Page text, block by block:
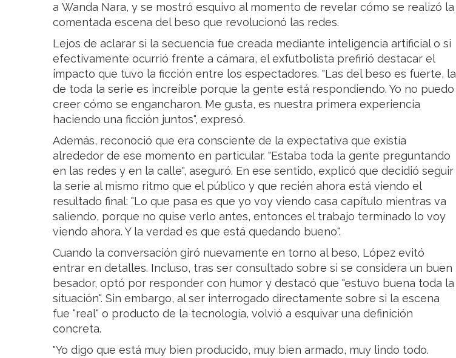
a Wanda Nara, y se mostró esquivo al momento de revelar cómo se realizó la
comentada escena del beso que revolucionó las redes.
Lejos de aclarar si la secuencia fue creada mediante inteligencia artificial o si
efectivamente ocurrió frente a cámara, el exfutbolista prefirió destacar el
impacto que tuvo la ficción entre los espectadores. "Las del beso es fuerte, la
de toda la serie es increíble porque la gente está respondiendo. Yo no puedo
creer cómo se engancharon. Me gusta, es nuestra primera experiencia
haciendo una ficción juntos", expresó.
Además, reconoció que era consciente de la expectativa que existía
alrededor de ese momento en particular. "Estaba toda la gente preguntando
en las redes y en la calle", aseguró. En ese sentido, explicó que decidió seguir
la serie al mismo ritmo que el público y que recién ahora está viendo el
resultado final: "Lo que pasa es que yo voy viendo casa capítulo mientras va
saliendo, porque no quise verlo antes, entonces el trabajo terminado lo voy
viendo ahora. Y la verdad es que está quedando bueno".
Cuando la conversación giró nuevamente en torno al beso, López evitó
entrar en detalles. Incluso, tras ser consultado sobre si se considera un buen
besador, optó por responder con humor y destacó que "estuvo buena toda la
situación". Sin embargo, al ser interrogado directamente sobre si la escena
fue "real" o producto de la tecnología, volvió a esquivar una definición
concreta.
"Yo digo que está muy bien producido, muy bien armado, muy lindo todo.